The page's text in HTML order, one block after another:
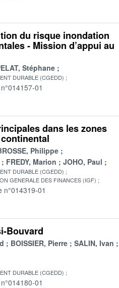
du risque inondation
- Mission d’appui au
Stéphane
DURABLE (CGEDD)
01
dans les zones
Philippe
FREDY, Marion JOHO, Paul
DURABLE (CGEDD)
GENERALE DES FINANCES (IGF)
n°014319-01
Bouvard
BOISSIER, Pierre
SALIN, Ivan
DURABLE (CGEDD)
01